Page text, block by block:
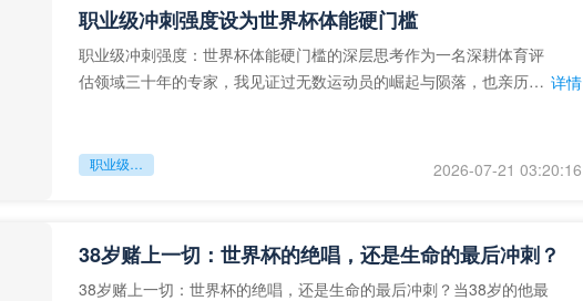
职业级冲刺强度设为世界杯体能硬门槛
职业级冲刺强度：世界杯体能硬门槛的深层思考作为一名深耕体育评
估领域三十年的专家，我见证过无数运动员的崛起与陨落，也亲历了 详情
职业级冲刺强度设为世界杯体能硬门槛 2026-07-21 03:20:16
38岁赌上一切：世界杯的绝唱，还是生命的最后冲刺？
38岁赌上一切：世界杯的绝唱，还是生命的最后冲刺？当38岁的他最